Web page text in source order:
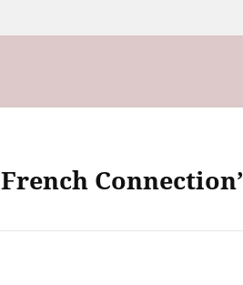
Connection’